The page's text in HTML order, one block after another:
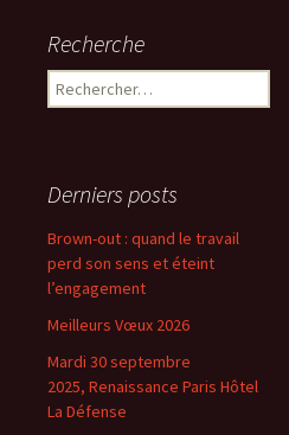
Recherche
Rechercher :
Derniers posts
Brown-out : quand le travail
perd son sens et éteint
l’engagement
Meilleurs Vœux 2026
Mardi 30 septembre
2025, Renaissance Paris Hôtel
La Défense